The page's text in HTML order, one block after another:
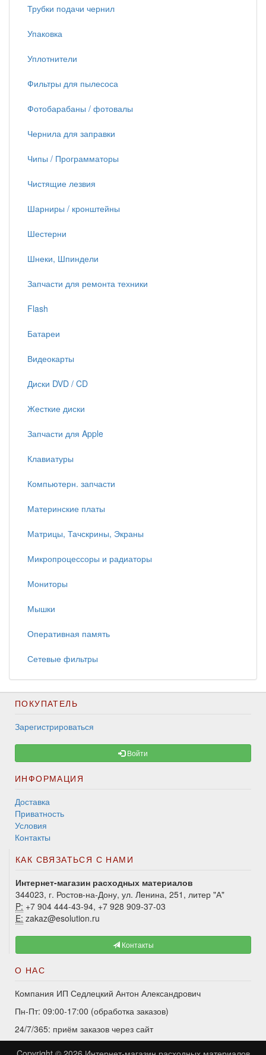
Трубки подачи чернил
Упаковка
Уплотнители
Фильтры для пылесоса
Фотобарабаны / фотовалы
Чернила для заправки
Чипы / Программаторы
Чистящие лезвия
Шарниры / кронштейны
Шестерни
Шнеки, Шпиндели
Запчасти для ремонта техники
Flash
Батареи
Видеокарты
Диски DVD / CD
Жесткие диски
Запчасти для Apple
Клавиатуры
Компьютерн. запчасти
Материнские платы
Матрицы, Тачскрины, Экраны
Микропроцессоры и радиаторы
Мониторы
Мышки
Оперативная память
Сетевые фильтры
ПОКУПАТЕЛЬ
Зарегистрироваться
Войти
ИНФОРМАЦИЯ
Доставка
Приватность
Условия
Контакты
КАК СВЯЗАТЬСЯ С НАМИ
Интернет-магазин расходных материалов
344023, г. Ростов-на-Дону, ул. Ленина, 251, литер "А"
P: +7 904 444-43-94, +7 928 909-37-03
E: zakaz@esolution.ru
Контакты
О НАС
Компания ИП Седлецкий Антон Александрович
Пн-Пт: 09:00-17:00 (обработка заказов)
24/7/365: приём заказов через сайт